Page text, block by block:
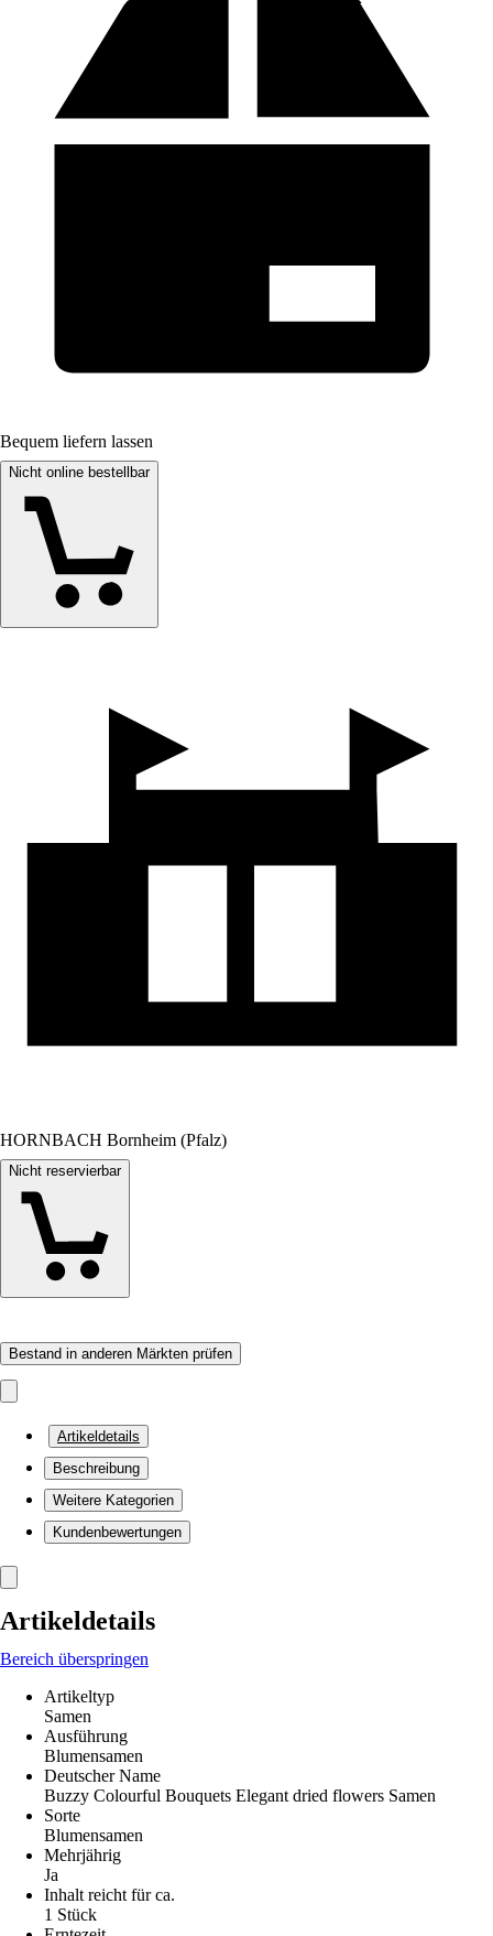
Bequem liefern lassen
Nicht online bestellbar
HORNBACH Bornheim (Pfalz)
Nicht reservierbar
Bestand in anderen Märkten prüfen
Artikeldetails
Beschreibung
Weitere Kategorien
Kundenbewertungen
Artikeldetails
Bereich überspringen
Artikeltyp
Samen
Ausführung
Blumensamen
Deutscher Name
Buzzy Colourful Bouquets Elegant dried flowers Samen
Sorte
Blumensamen
Mehrjährig
Ja
Inhalt reicht für ca.
1 Stück